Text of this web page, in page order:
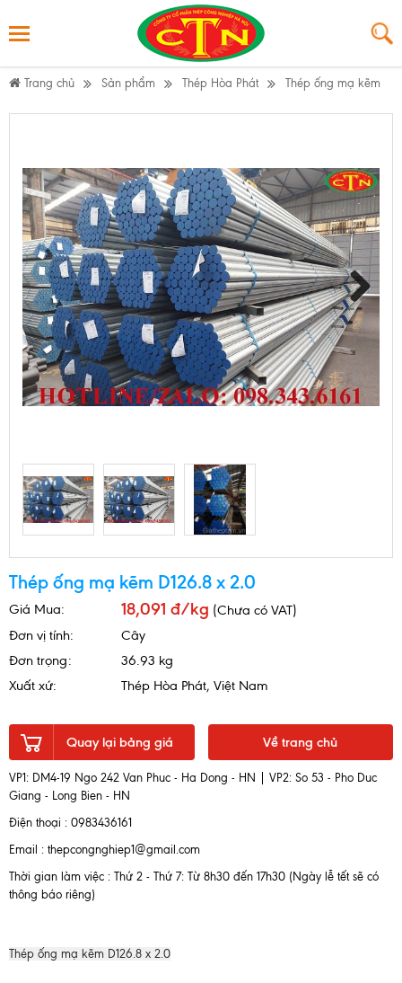
Trang chủ Sản phẩm Thép Hòa Phát Thép ống mạ kẽm
Next
Thép ống mạ kẽm D126.8 x 2.0
Giá Mua: 18,091 đ/kg (Chưa có VAT)
Đơn vị tính:
Cây
Đơn trọng:
36.93 kg
Xuất xứ:
Thép Hòa Phát, Việt Nam
Quay lại bảng giá Về trang chủ
VP1: DM4-19 Ngo 242 Van Phuc - Ha Dong - HN | VP2: So 53 - Pho Duc
Giang - Long Bien - HN
Điện thoại : 0983436161
Email : thepcongnghiep1@gmail.com
Thời gian làm việc : Thứ 2 - Thứ 7: Từ 8h30 đến 17h30 (Ngày lễ tết sẽ có
thông báo riêng)
Thép ống mạ kẽm D126.8 x 2.0